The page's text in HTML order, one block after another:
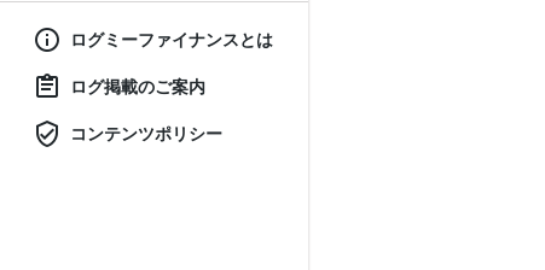
ログミーファイナンスとは
ログ掲載のご案内
コンテンツポリシー